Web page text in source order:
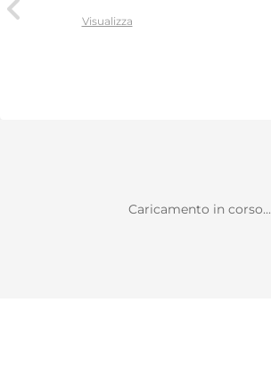
Visualizza
Caricamento in corso...